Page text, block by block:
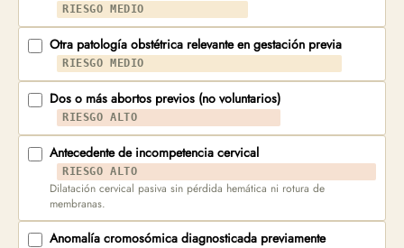
RIESGO MEDIO
Otra patología obstétrica relevante en gestación previa
RIESGO MEDIO
Dos o más abortos previos (no voluntarios)
RIESGO ALTO
Antecedente de incompetencia cervical
RIESGO ALTO
Dilatación cervical pasiva sin pérdida hemática ni rotura de
membranas.
Anomalía cromosómica diagnosticada previamente